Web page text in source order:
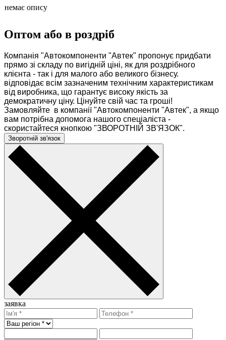
немає опису
Оптом або в роздріб
Компанія "Автокомпоненти "Автек" пропонує придбати
прямо зі складу по вигідній ціні, як для роздрібного
клієнта - так і для малого або великого бізнесу.
відповідає всім зазначеним технічним характеристикам
від виробника, що гарантує високу якість за
демократичну ціну. Цінуйте свій час та гроші!
Замовляйте в компанії "Автокомпоненти "Автек", а якщо
вам потрібна допомога нашого спеціаліста -
скористайтеся кнопкою "ЗВОРОТНІЙ ЗВ'ЯЗОК".
Зворотній зв'язок
заявка